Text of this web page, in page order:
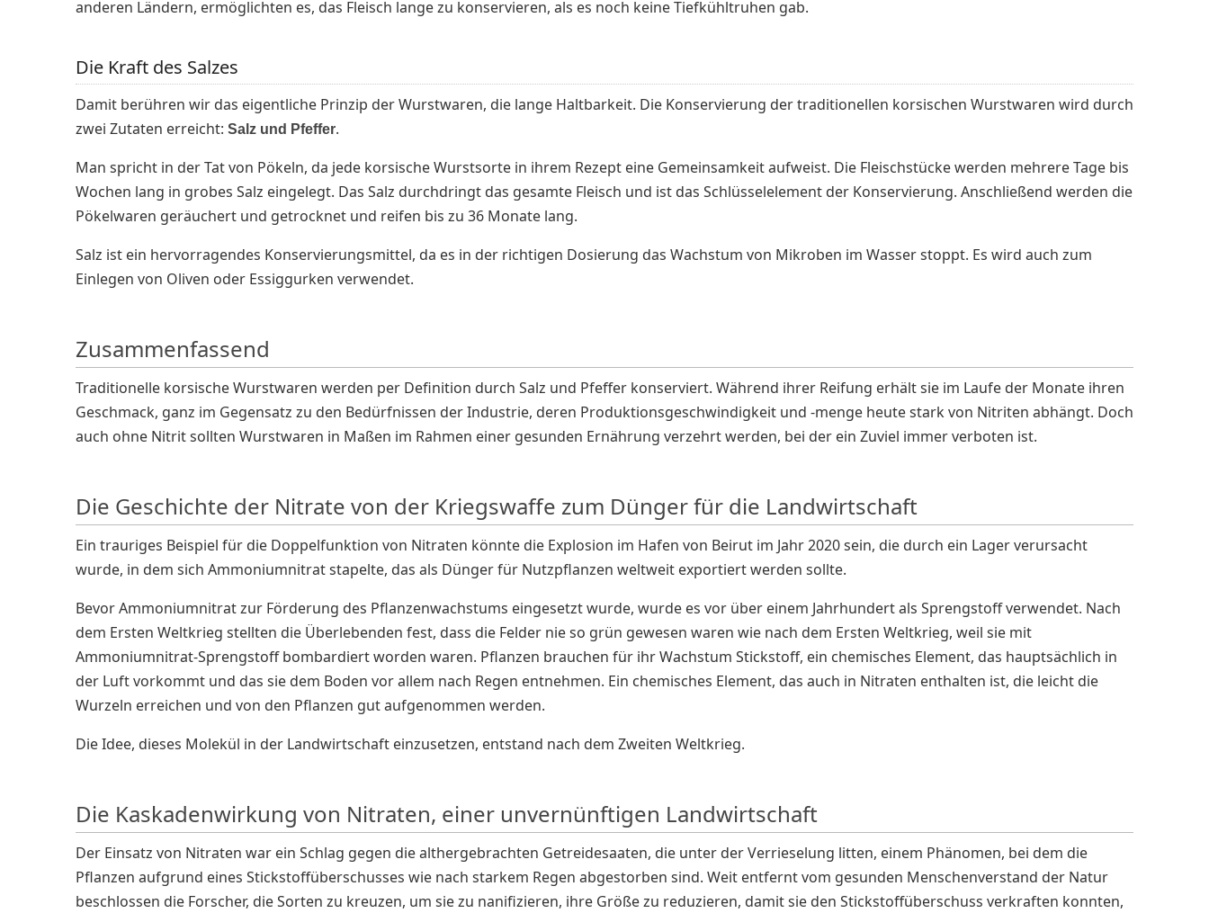
anderen Ländern, ermöglichten es, das Fleisch lange zu konservieren, als es noch keine Tiefkühltruhen gab.
Die Kraft des Salzes
Damit berühren wir das eigentliche Prinzip der Wurstwaren, die lange Haltbarkeit. Die Konservierung der traditionellen korsischen Wurstwaren wird durch
zwei Zutaten erreicht: Salz und Pfeffer.
Man spricht in der Tat von Pökeln, da jede korsische Wurstsorte in ihrem Rezept eine Gemeinsamkeit aufweist. Die Fleischstücke werden mehrere Tage bis
Wochen lang in grobes Salz eingelegt. Das Salz durchdringt das gesamte Fleisch und ist das Schlüsselelement der Konservierung. Anschließend werden die
Pökelwaren geräuchert und getrocknet und reifen bis zu 36 Monate lang.
Salz ist ein hervorragendes Konservierungsmittel, da es in der richtigen Dosierung das Wachstum von Mikroben im Wasser stoppt. Es wird auch zum
Einlegen von Oliven oder Essiggurken verwendet.
Zusammenfassend
Traditionelle korsische Wurstwaren werden per Definition durch Salz und Pfeffer konserviert. Während ihrer Reifung erhält sie im Laufe der Monate ihren
Geschmack, ganz im Gegensatz zu den Bedürfnissen der Industrie, deren Produktionsgeschwindigkeit und -menge heute stark von Nitriten abhängt. Doch
auch ohne Nitrit sollten Wurstwaren in Maßen im Rahmen einer gesunden Ernährung verzehrt werden, bei der ein Zuviel immer verboten ist.
Die Geschichte der Nitrate von der Kriegswaffe zum Dünger für die Landwirtschaft
Ein trauriges Beispiel für die Doppelfunktion von Nitraten könnte die Explosion im Hafen von Beirut im Jahr 2020 sein, die durch ein Lager verursacht
wurde, in dem sich Ammoniumnitrat stapelte, das als Dünger für Nutzpflanzen weltweit exportiert werden sollte.
Bevor Ammoniumnitrat zur Förderung des Pflanzenwachstums eingesetzt wurde, wurde es vor über einem Jahrhundert als Sprengstoff verwendet. Nach
dem Ersten Weltkrieg stellten die Überlebenden fest, dass die Felder nie so grün gewesen waren wie nach dem Ersten Weltkrieg, weil sie mit
Ammoniumnitrat-Sprengstoff bombardiert worden waren. Pflanzen brauchen für ihr Wachstum Stickstoff, ein chemisches Element, das hauptsächlich in
der Luft vorkommt und das sie dem Boden vor allem nach Regen entnehmen. Ein chemisches Element, das auch in Nitraten enthalten ist, die leicht die
Wurzeln erreichen und von den Pflanzen gut aufgenommen werden.
Die Idee, dieses Molekül in der Landwirtschaft einzusetzen, entstand nach dem Zweiten Weltkrieg.
Die Kaskadenwirkung von Nitraten, einer unvernünftigen Landwirtschaft
Der Einsatz von Nitraten war ein Schlag gegen die althergebrachten Getreidesaaten, die unter der Verrieselung litten, einem Phänomen, bei dem die
Pflanzen aufgrund eines Stickstoffüberschusses wie nach starkem Regen abgestorben sind. Weit entfernt vom gesunden Menschenverstand der Natur
beschlossen die Forscher, die Sorten zu kreuzen, um sie zu nanifizieren, ihre Größe zu reduzieren, damit sie den Stickstoffüberschuss verkraften konnten,